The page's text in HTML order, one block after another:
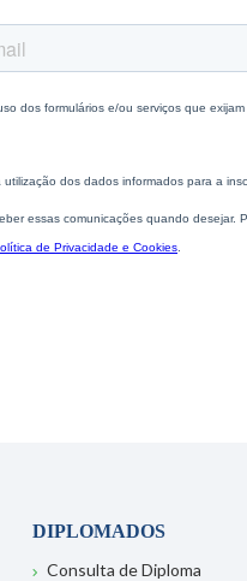
DIPLOMADOS
Consulta de Diploma